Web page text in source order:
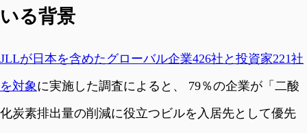
いる背景
JLLが日本を含めたグローバル企業426社と投資家221社
を対象に実施した調査によると、 79％の企業が「二酸
化炭素排出量の削減に役立つビルを入居先として優先